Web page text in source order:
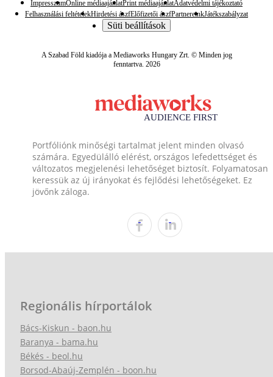
ImpresszumOnline médiaajánlatPrint médiaajánlatAdatvédelmi tájékoztató
Felhasználási feltételekHirdetési ászfElőfizetői ászfPartnereinkJátékszabályzat
Süti beállítások
A Szabad Föld kiadója a Mediaworks Hungary Zrt. © Minden jog
fenntartva. 2026
Portfóliónk minőségi tartalmat jelent minden olvasó
számára. Egyedülálló elérést, országos lefedettséget és
változatos megjelenési lehetőséget biztosít. Folyamatosan
keressük az új irányokat és fejlődési lehetőségeket. Ez
jövőnk záloga.
Regionális hírportálok
Bács-Kiskun - baon.hu
Baranya - bama.hu
Békés - beol.hu
Borsod-Abaúj-Zemplén - boon.hu